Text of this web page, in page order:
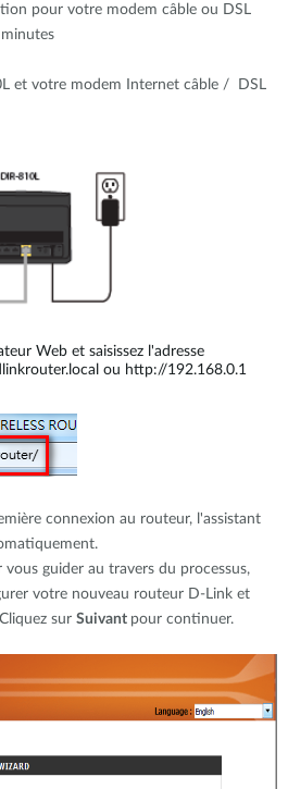
pour votre modem câble ou DSL
et votre modem Internet câble / DSL
Web et saisissez l'adresse
ou http://192.168.0.1
connexion au routeur, l'assistant
guider au travers du processus,
votre nouveau routeur D-Link et
sur Suivant pour continuer.